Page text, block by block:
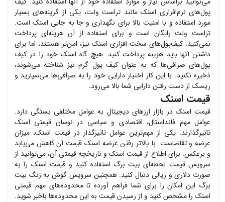
پول‌های نرم‌افزاری اسنکمانند تراست ولت، یکی از گزینه‌های بسیار
مورد استفاده و با امنیت بالا برای نگهداری و جا به جایی اسنکاست.
تراست ولت رایگان است و برای استفاده از آن هزینه‌ای پرداخت
نمی‌کنید. کیف‌پول‌های سخت افزاری اسنک نیز، امن‌تر هستند، اما برای
داشتن آنها باید هزینه پرداخت کنید. هیچ گاه اسنک خود را در کیف
پول‌های صرافی‌ها که به عنوان کیف پول گرم نیز شناخته می‌شوند،
ذخیره نکنید. با این کار اختیار دارایی خود را به صرافی‌ها می‌سپارید و
ریسک از دست رفتن دارایی شما بالا می‌رود.
قیمت اسنک
قیمت اسنک در بازار ارزهای دیجیتال به عوامل مختلفی بستگی دارد.
عوامل مهم فاندامنتال، اقتصادی و سیاسی در نوسان قیمتی اسنک
تاثیرگذارند. یکی از مهم‌ترین عوامل تاثیرگذار در قیمت اسنک، میزان
عرضه و تقاضاست. با بالاتر رفتن عرضه اسنک قیمت آن کاهش می‌یابد
و برعکس. برای اطلاع از قیمت اسنک و تاریخچه قیمتی آن، می‌توانید از
سرویس قیمت لحظه‌ای بیت برگ استفاده کنید و قیمت اسنک را به
صورت دلاری و ریالی دنبال کنید. همچنین سرویس گوش به زنگ بیت
برگ این امکان را برای شما فراهم آورده تا محدوده‌های مهم قیمتی
اسنک را مشخص کنید و از رسیدن قیمت به این محدوده‌ها باخبر شوید.